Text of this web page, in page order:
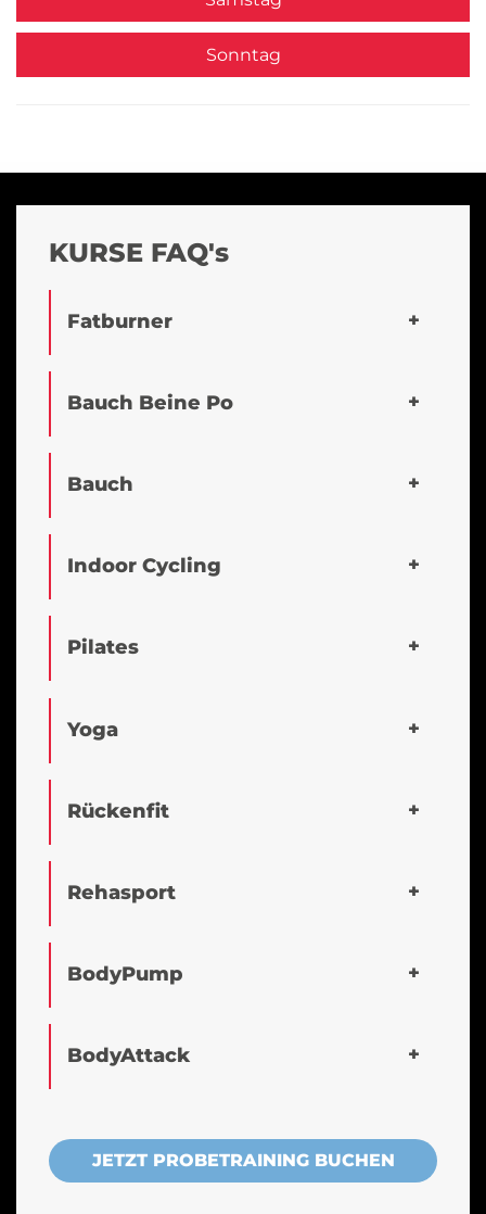
Sonntag
KURSE FAQ's
Fatburner
Bauch Beine Po
Bauch
Indoor Cycling
Pilates
Yoga
Rückenfit
Rehasport
BodyPump
BodyAttack
JETZT PROBETRAINING BUCHEN